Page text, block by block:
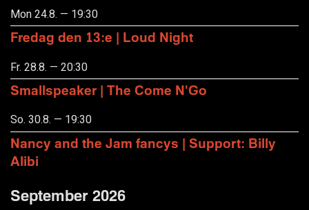
Mon 24.8. — 19:30
Fredag den 13:e | Loud Night
Fr. 28.8. — 20:30
Smallspeaker | The Come N'Go
So. 30.8. — 19:30
Nancy and the Jam fancys | Support: Billy
Alibi
September 2026